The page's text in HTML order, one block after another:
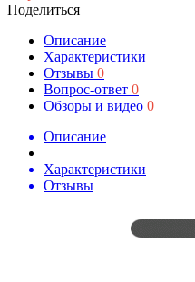
Поделиться
Описание
Характеристики
Отзывы 0
Вопрос-ответ 0
Обзоры и видео 0
Описание
Характеристики
Отзывы